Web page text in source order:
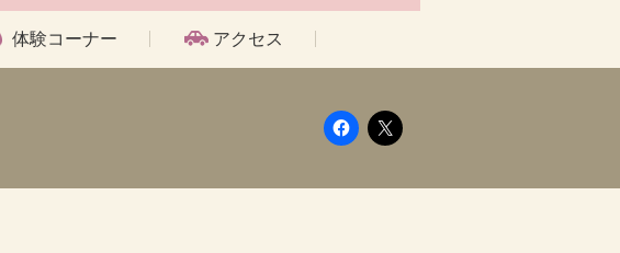
体験コーナー アクセス